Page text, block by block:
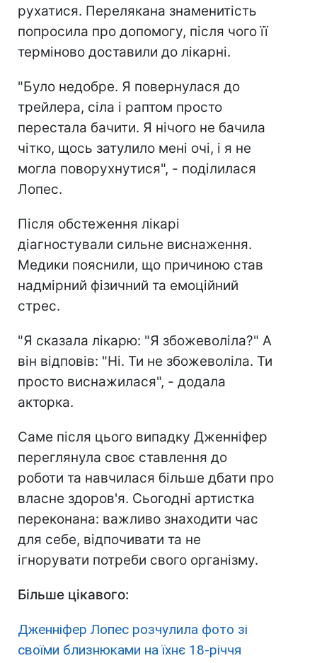
рухатися. Перелякана знаменитість
попросила про допомогу, після чого її
терміново доставили до лікарні.
"Було недобре. Я повернулася до
трейлера, сіла і раптом просто
перестала бачити. Я нічого не бачила
чітко, щось затулило мені очі, і я не
могла поворухнутися", - поділилася
Лопес.
Після обстеження лікарі
діагностували сильне виснаження.
Медики пояснили, що причиною став
надмірний фізичний та емоційний
стрес.
"Я сказала лікарю: "Я збожеволіла?" А
він відповів: "Ні. Ти не збожеволіла. Ти
просто виснажилася", - додала
акторка.
Саме після цього випадку Дженніфер
переглянула своє ставлення до
роботи та навчилася більше дбати про
власне здоров'я. Сьогодні артистка
переконана: важливо знаходити час
для себе, відпочивати та не
ігнорувати потреби свого організму.
Більше цікавого:
Дженніфер Лопес розчулила фото зі
своїми близнюками на їхнє 18-річчя